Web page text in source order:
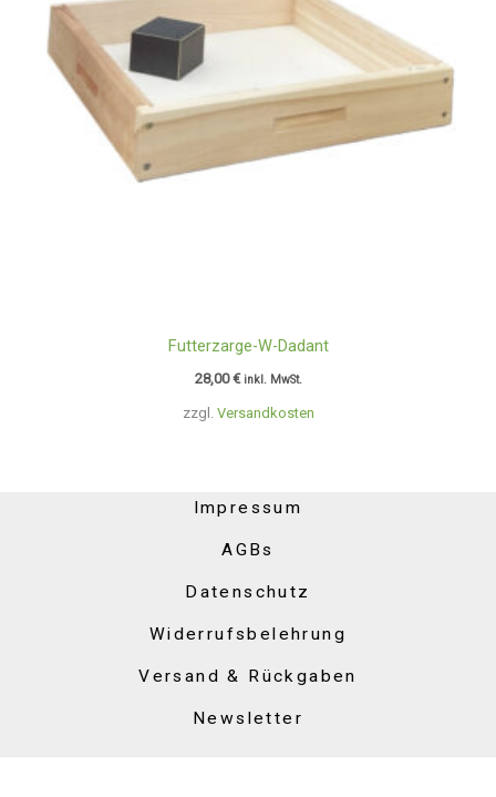
zzgl. Versandkosten
Futterzarge-W-Dadant
28,00€ inkl. MwSt.
Impressum
AGBs
Datenschutz
Widerrufsbelehrung
Versand & Rückgaben
Newsletter